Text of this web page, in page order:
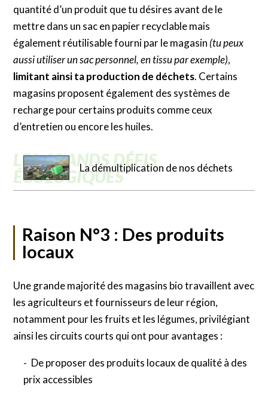
quantité d’un produit que tu désires avant de le
mettre dans un sac en papier recyclable mais
également réutilisable fourni par le magasin (tu peux
aussi utiliser un sac personnel, en tissu par exemple),
limitant ainsi ta production de déchets. Certains
magasins proposent également des systèmes de
recharge pour certains produits comme ceux
d’entretien ou encore les huiles.
La démultiplication de nos déchets
Raison N°3 : Des produits
locaux
Une grande majorité des magasins bio travaillent avec
les agriculteurs et fournisseurs de leur région,
notamment pour les fruits et les légumes, privilégiant
ainsi les circuits courts qui ont pour avantages :
De proposer des produits locaux de qualité à des
prix accessibles